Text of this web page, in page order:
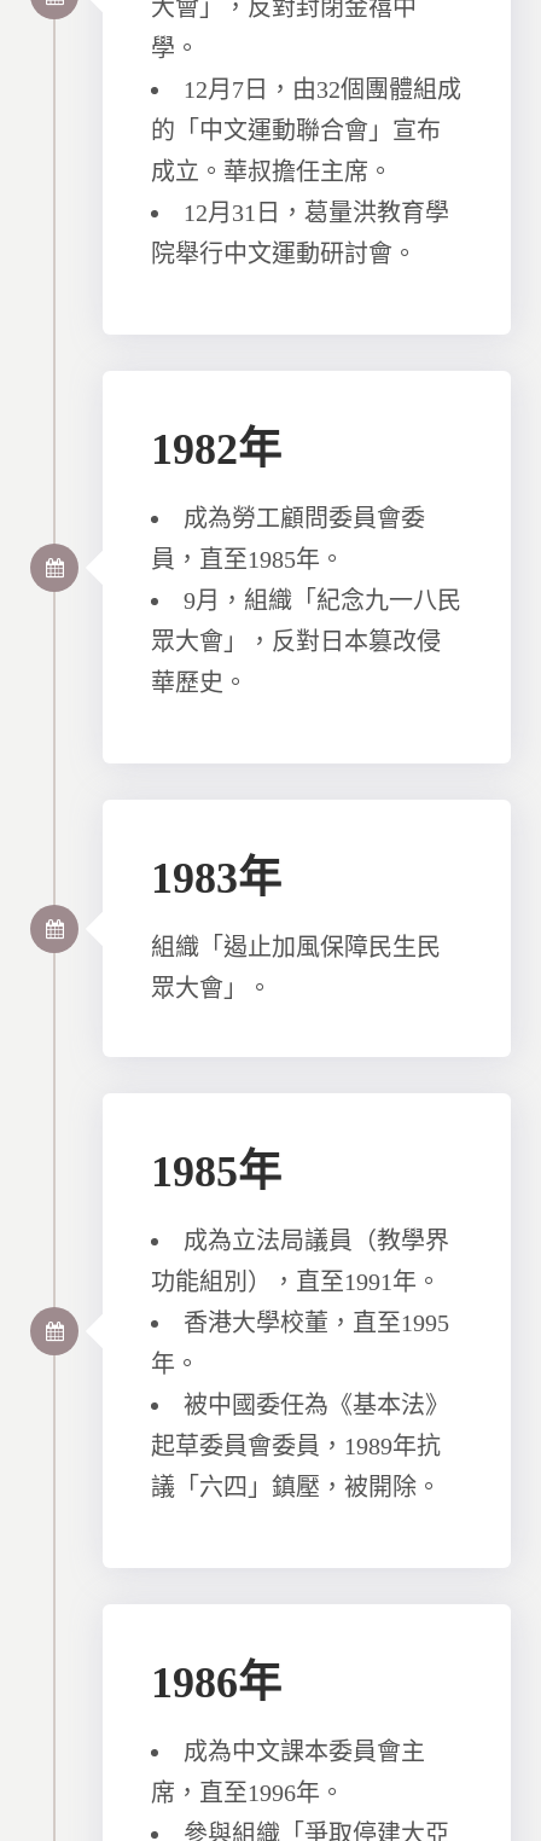
大會」，反對封閉金禧中
學。
12月7日，由32個團體組成
的「中文運動聯合會」宣布
成立。華叔擔任主席。
12月31日，葛量洪教育學
院舉行中文運動研討會。
1982年
成為勞工顧問委員會委
員，直至1985年。
9月，組織「紀念九一八民
眾大會」，反對日本篡改侵
華歷史。
1983年
組織「遏止加風保障民生民
眾大會」。
1985年
成為立法局議員（教學界
功能組別），直至1991年。
香港大學校董，直至1995
年。
被中國委任為《基本法》
起草委員會委員，1989年抗
議「六四」鎮壓，被開除。
1986年
成為中文課本委員會主
席，直至1996年。
參與組織「爭取停建大亞